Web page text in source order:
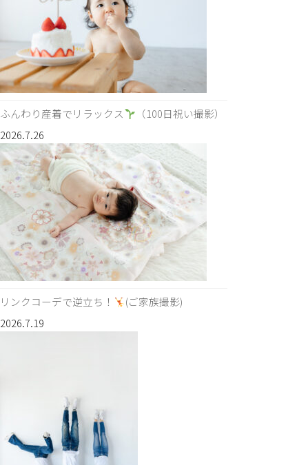
ふんわり産着でリラックス
（100日祝い撮影）
2026.7.26
リンクコーデで逆立ち！
(ご家族撮影)
2026.7.19